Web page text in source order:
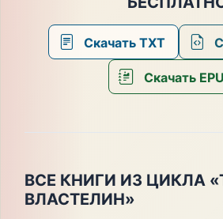
Скачать TXT
Скачать
ВСЕ КНИГИ ИЗ ЦИКЛА
ВЛАСТЕЛИН»